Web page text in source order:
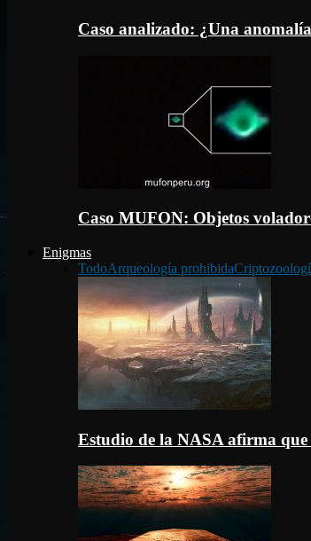
Caso analizado: ¿Una
Caso MUFON: Objetos
Enigmas
TodoArqueología prohibida
Estudio de la NASA afirma